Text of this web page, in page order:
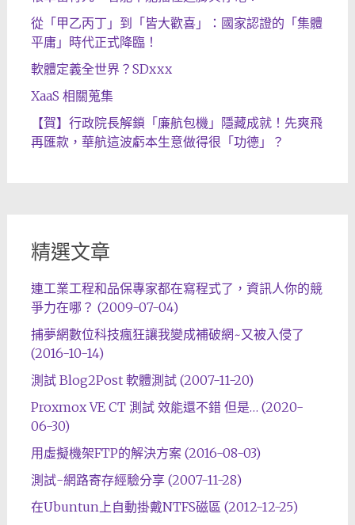
從「甲乙丙丁」到「皆大歡喜」：國家認證的「集體
平庸」時代正式降臨！
軟體定義全世界？SDxxx
XaaS 相關蒐集
【賀】行政院長解鎖「廉航包機」隱藏成就！先爽飛
再匯款，華航這波虧本生意做得很「功德」？
精選文章
連工業工程和品保專家都在寫程式了，資訊人你的競
爭力在哪？ (2009-07-04)
捕夢網數位科技瘋狂讓我變成補破網~又被入侵了
(2016-10-14)
測試 Blog2Post 軟體測試 (2007-11-20)
Proxmox VE CT 測試 效能還不錯 但是… (2020-
06-30)
用虛擬機架FTP的解決方案 (2016-08-03)
測試-網路寄存經驗分享 (2007-11-28)
在Ubuntun上自動掛戴NTFS磁區 (2012-12-25)